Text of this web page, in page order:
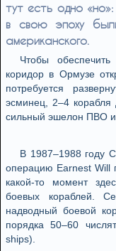
тут есть одно
в свою эпоху
американского.
Чтобы
коридор в Ормузе
потребуется
эсминец, 2–4 корабля
сильный эшелон ПВО и
В 1987–1988 году
операцию Earnest Will
какой-то момент
боевых кораблей.
надводный боевой
порядка 50–60
ships).